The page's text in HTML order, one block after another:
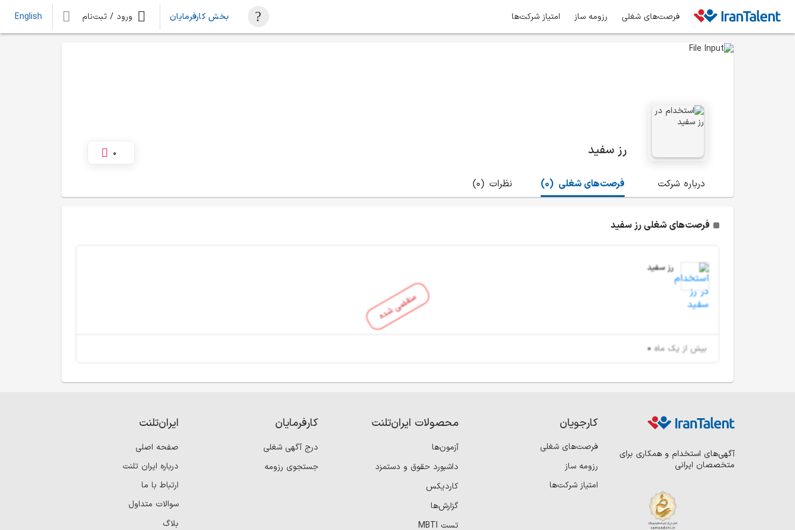
فرصت‌های شغلی رزومه ساز امتیاز شرکت‌ها بخش کارفرمایان ورود / ثبت‌نام English
رز سفید 0
درباره شرکت (0) فرصت‌های شغلی (0) نظرات
فرصت‌های شغلی رز سفید
منقضی شده
رز سفید
بیش از یک ماه
آگهی‌های استخدام و همکاری برای
متخصصان ایرانی
کارجویان
فرصت‌های شغلی
رزومه ساز
امتیاز شرکت‌ها
محصولات ایران‌تلنت
آزمون‌ها
داشبورد حقوق و دستمزد
کاردیکس
گزارش‌ها
تست MBTI
کارفرمایان
درج آگهی شغلی
جستجوی رزومه
ایران‌تلنت
صفحه اصلی
درباره ایران تلنت
ارتباط با ما
سوالات متداول
بلاگ